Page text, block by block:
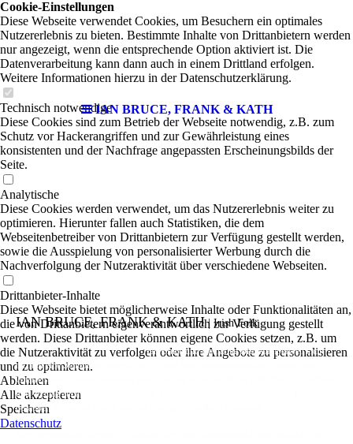
IAN BRUCE, FRANK & KATH
IAN BRUCE, FRANK & KATH | Irish Folk
Ian Bruce und Katharina Bramkamplassen sich
nicht in eine Schublade packen. Der Schotte bringt miteindringlicher Stimme und
Gitarre seine eigenen Gedanken zum Klingen, erzähltin Musik gebrachte Geschichten
und vermag auch in Songs aus seiner Heimat ganzneue Akzente zu setzen. Dazu
bezaubert Katharina Bramkamp mit ihremgefühlvollen Flötenspiel.
Cookie-Einstellungen
Diese Webseite verwendet Cookies, um Besuchern ein optimales
Nutzererlebnis zu bieten. Bestimmte Inhalte von Drittanbietern werden
nur angezeigt, wenn die entsprechende Option aktiviert ist. Die
Datenverarbeitung kann dann auch in einem Drittland erfolgen.
Weitere Informationen hierzu in der Datenschutzerklärung.
Technisch notwendige
Diese Cookies sind zum Betrieb der Webseite notwendig, z.B. zum
Schutz vor Hackerangriffen und zur Gewährleistung eines
konsistenten und der Nachfrage angepassten Erscheinungsbilds der
Seite.
Analytische
Diese Cookies werden verwendet, um das Nutzererlebnis weiter zu
optimieren. Hierunter fallen auch Statistiken, die dem
Webseitenbetreiber von Drittanbietern zur Verfügung gestellt werden,
sowie die Ausspielung von personalisierter Werbung durch die
Nachverfolgung der Nutzeraktivität über verschiedene Webseiten.
Drittanbieter-Inhalte
Diese Webseite bietet möglicherweise Inhalte oder Funktionalitäten an,
die von Drittanbietern eigenverantwortlich zur Verfügung gestellt
werden. Diese Drittanbieter können eigene Cookies setzen, z.B. um
die Nutzeraktivität zu verfolgen oder ihre Angebote zu personalisieren
und zu optimieren.
Ablehnen
Alle akzeptieren
Speichern
Datenschutz